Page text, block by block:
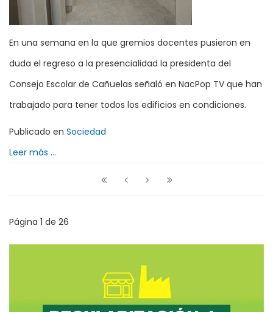
En una semana en la que gremios docentes pusieron en
duda el regreso a la presencialidad la presidenta del
Consejo Escolar de Cañuelas señaló en NacPop TV que han
trabajado para tener todos los edificios en condiciones.
Publicado en Sociedad
Leer más ...
Página 1 de 26